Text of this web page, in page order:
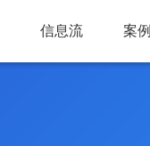
信息流 案例